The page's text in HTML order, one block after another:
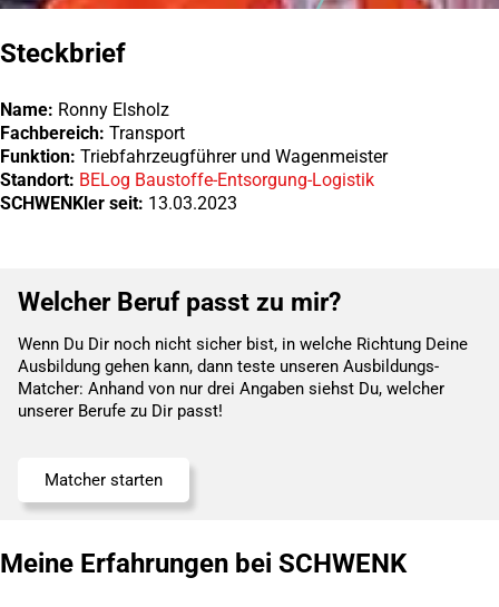
Steckbrief
Name: Ronny Elsholz
Fachbereich: Transport
Funktion: Triebfahrzeugführer und Wagenmeister
Standort: BELog Baustoffe-Entsorgung-Logistik
SCHWENKler seit: 13.03.2023
Welcher Beruf passt zu mir?
Wenn Du Dir noch nicht sicher bist, in welche Richtung Deine
Ausbildung gehen kann, dann teste unseren Ausbildungs-
Matcher: Anhand von nur drei Angaben siehst Du, welcher
unserer Berufe zu Dir passt!
Matcher starten
Meine Erfahrungen bei SCHWENK